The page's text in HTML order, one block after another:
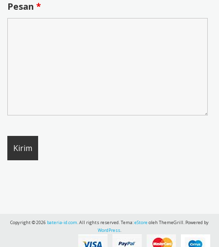
Pesan *
Copyright © 2026 bateria-id.com. All rights reserved. Tema:eStore oleh ThemeGrill. Powered by
WordPress.